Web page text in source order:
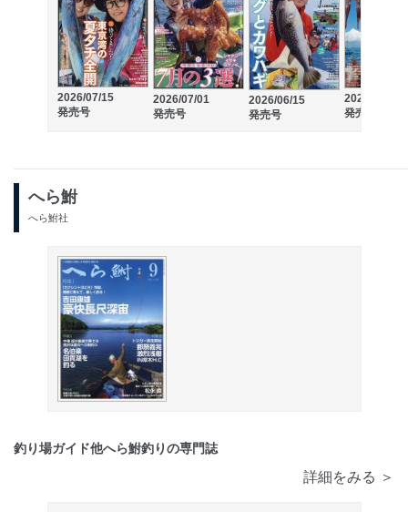
2026/07/15
発売号
2026/07/01
発売号
2026/06/15
発売号
2026/06/01
発売号
へら鮒
へら鮒社
釣り場ガイド他へら鮒釣りの専門誌
詳細をみる ＞